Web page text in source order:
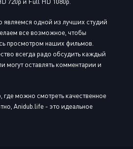
являемся одной из лучших студий
все возможное, чтобы
просмотром наших фильмов.
всегда радо обсудить каждый
могут оставлять комментарии и
можно смотреть качественное
Anidub.life - это идеальное